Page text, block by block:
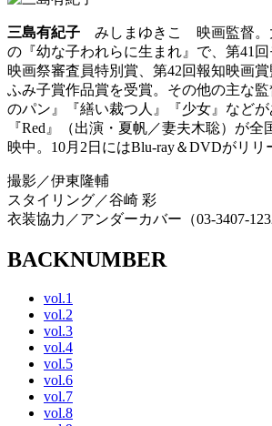
三島有紀子 みしまゆきこ 映画監督。
の『幼な子われらに生まれ』で、第41
映画祭審査員特別賞、第42回報知映画
ふみ子賞作品賞を受賞。その他の主な
のパン』『繕い裁つ人』『少女』など
『Red』（出演・夏帆／妻夫木聡）が全
映中。10月2日にはBlu-ray＆DVDがリリ
撮影／伊東隆輔
スタイリング／谷崎 彩
衣装協力／アンダーカバー（03-3407-
BACKNUMBER
vol.1
vol.2
vol.3
vol.4
vol.5
vol.6
vol.7
vol.8